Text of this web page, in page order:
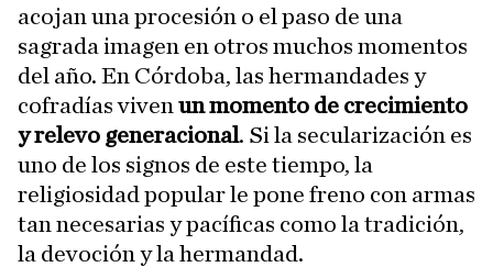
acojan una procesión o el paso de una
sagrada imagen en otros muchos momentos
del año. En Córdoba, las hermandades y
cofradías viven un momento de crecimiento
y relevo generacional. Si la secularización es
uno de los signos de este tiempo, la
religiosidad popular le pone freno con armas
tan necesarias y pacíficas como la tradición,
la devoción y la hermandad.